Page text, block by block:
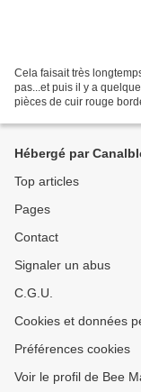
Cela faisait très
pas...et puis il y a
pièces de cuir rouge
Hébergé par
Top articles
Pages
Contact
Signaler un abus
C.G.U.
Cookies et données
Préférences cookies
Voir le profil de Bee